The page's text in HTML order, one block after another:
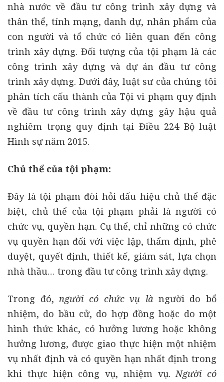
nhà nước về đầu tư công trình xây dựng và
thân thể, tính mạng, danh dự, nhân phẩm của
con người và tổ chức có liên quan đến công
trình xây dựng. Đối tượng của tội phạm là các
công trình xây dựng và dự án đầu tư công
trình xây dựng. Dưới đây, luật sư của chúng tôi
phân tích cấu thành của Tội vi phạm quy định
về đầu tư công trình xây dựng gây hậu quả
nghiêm trọng quy định tại Điều 224 Bộ luật
Hình sự năm 2015.
Chủ thể của tội phạm:
Đây là tội phạm đòi hỏi dấu hiệu chủ thể đặc
biệt, chủ thể của tội phạm phải là người có
chức vụ, quyền hạn. Cụ thể, chỉ những có chức
vụ quyền hạn đối với việc lập, thẩm định, phê
duyệt, quyết định, thiết kế, giám sát, lựa chọn
nhà thầu… trong đầu tư công trình xây dựng.
Trong đó, người có chức vụ là người do bổ
nhiệm, do bầu cử, do hợp đồng hoặc do một
hình thức khác, có hưởng lương hoặc không
hưởng lương, được giao thực hiện một nhiệm
vụ nhất định và có quyền hạn nhất định trong
khi thực hiện công vụ, nhiệm vụ.Người có